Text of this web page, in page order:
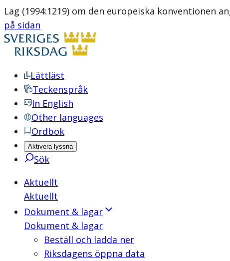
Lag (1994:1219) om den europeiska konventionen
på sidan
Lättläst
Teckenspråk
In English
Other languages
Ordbok
Aktivera lyssna
Sök
Aktuellt
Aktuellt
Dokument & lagar
Dokument & lagar
Beställ och ladda ner
Riksdagens öppna data